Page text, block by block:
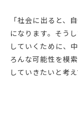
「社会に出ると、
になります。そう
していくために、
ろんな可能性を模
していきたいと考え